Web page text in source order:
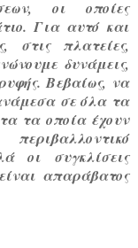
οι οποίες
Για αυτό και
στις πλατείες,
δυνάμεις,
Βεβαίως, να
σε όλα τα
τα οποία έχουν
οι συγκλίσεις
απαράβατος